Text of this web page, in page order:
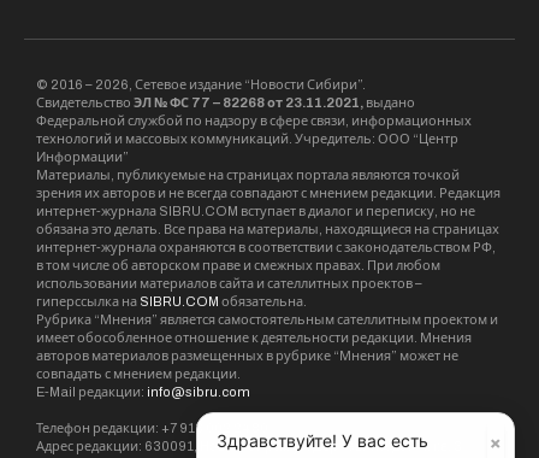
© 2016 – 2026, Сетевое издание “Новости Сибири”.
Свидетельство ЭЛ № ФС 77 – 82268 от 23.11.2021, выдано
Федеральной службой по надзору в сфере связи, информационных
технологий и массовых коммуникаций. Учредитель: ООО “Центр
Информации”
Материалы, публикуемые на страницах портала являются точкой
зрения их авторов и не всегда совпадают с мнением редакции. Редакция
интернет-журнала SIBRU.COM вступает в диалог и переписку, но не
обязана это делать. Все права на материалы, находящиеся на страницах
интернет-журнала охраняются в соответствии с законодательством РФ,
в том числе об авторском праве и смежных правах. При любом
использовании материалов сайта и сателлитных проектов –
гиперссылка на SIBRU.COM обязательна.
Рубрика “Мнения” является самостоятельным сателлитным проектом и
имеет обособленное отношение к деятельности редакции. Мнения
авторов материалов размещенных в рубрике “Мнения” может не
совпадать с мнением редакции.
E-Mail редакции: info@sibru.com
Телефон редакции: +7 913 002 24 80
Адрес редакции: 630091, Новосибирск, ул. Державина, дом 4, кв. 3
×
Здравствуйте! У вас есть